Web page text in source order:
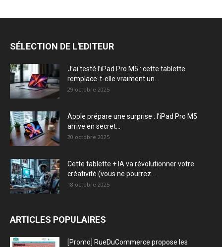
SÉLECTION DE L'EDITEUR
J’ai testé l’iPad Pro M5 : cette tablette
remplace-t-elle vraiment un...
29 octobre 2025
Apple prépare une surprise : l’iPad Pro M5
arrive en secret...
20 octobre 2025
Cette tablette + IA va révolutionner votre
créativité (vous ne pourrez...
18 octobre 2025
ARTICLES POPULAIRES
[Promo] RueDuCommerce propose les